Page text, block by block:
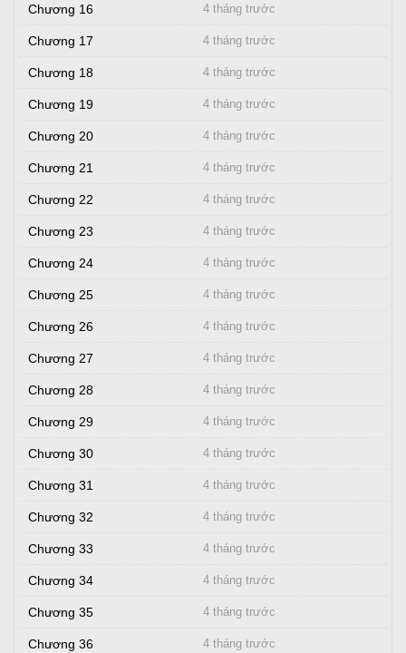
Chương 16 4 tháng trước
Chương 17 4 tháng trước
Chương 18 4 tháng trước
Chương 19 4 tháng trước
Chương 20 4 tháng trước
Chương 21 4 tháng trước
Chương 22 4 tháng trước
Chương 23 4 tháng trước
Chương 24 4 tháng trước
Chương 25 4 tháng trước
Chương 26 4 tháng trước
Chương 27 4 tháng trước
Chương 28 4 tháng trước
Chương 29 4 tháng trước
Chương 30 4 tháng trước
Chương 31 4 tháng trước
Chương 32 4 tháng trước
Chương 33 4 tháng trước
Chương 34 4 tháng trước
Chương 35 4 tháng trước
Chương 36 4 tháng trước